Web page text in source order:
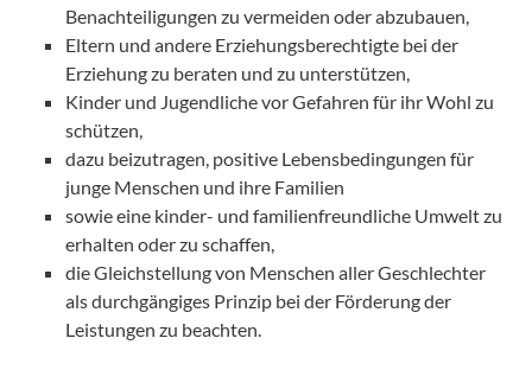
Benachteiligungen zu vermeiden oder abzubauen,
Eltern und andere Erziehungsberechtigte bei der
Erziehung zu beraten und zu unterstützen,
Kinder und Jugendliche vor Gefahren für ihr Wohl zu
schützen,
dazu beizutragen, positive Lebensbedingungen für
junge Menschen und ihre Familien
sowie eine kinder- und familienfreundliche Umwelt zu
erhalten oder zu schaffen,
die Gleichstellung von Menschen aller Geschlechter
als durchgängiges Prinzip bei der Förderung der
Leistungen zu beachten.